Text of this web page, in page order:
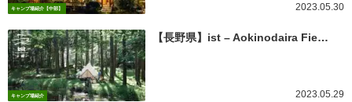
キャンプ場紹介【中部】 2023.05.30
キャンプ場紹介
【長野県】ist – Aokinodaira Fie…
2023.05.29